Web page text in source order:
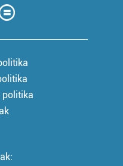
politika